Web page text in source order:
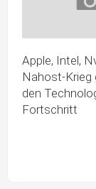
Apple, Intel,
Nahost-Krieg
den
Fortschritt